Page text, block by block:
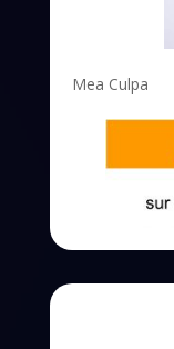
Mea Culpa